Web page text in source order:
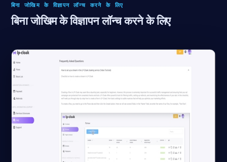
बिना जोखिम के विज्ञापन लॉन्च करने के लिए
बिना जोखिम के विज्ञापन लॉन्च करने के लिए